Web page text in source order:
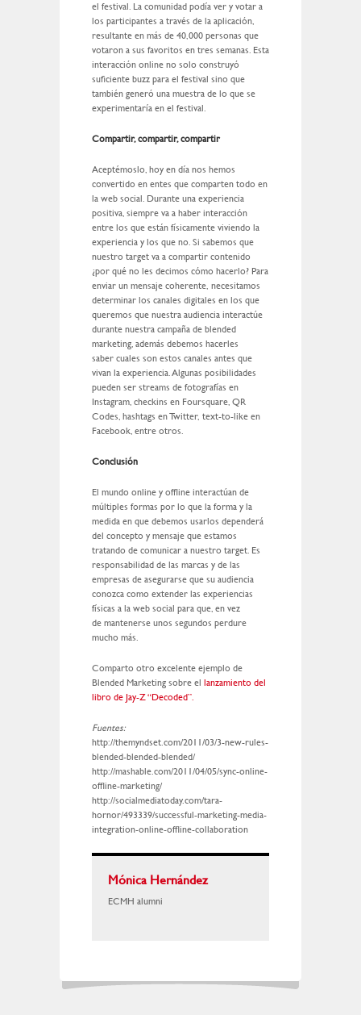
el festival. La comunidad podía ver y votar a
los participantes a través de la aplicación,
resultante en más de 40,000 personas que
votaron a sus favoritos en tres semanas. Esta
interacción online no solo construyó
suficiente buzz para el festival sino que
también generó una muestra de lo que se
experimentaría en el festival.
Compartir, compartir, compartir
Aceptémoslo, hoy en día nos hemos
convertido en entes que comparten todo en
la web social. Durante una experiencia
positiva, siempre va a haber interacción
entre los que están físicamente viviendo la
experiencia y los que no. Si sabemos que
nuestro target va a compartir contenido
¿por qué no les decimos cómo hacerlo? Para
enviar un mensaje coherente, necesitamos
determinar los canales digitales en los que
queremos que nuestra audiencia interactúe
durante nuestra campaña de blended
marketing, además debemos hacerles
saber cuales son estos canales antes que
vivan la experiencia. Algunas posibilidades
pueden ser streams de fotografías en
Instagram, checkins en Foursquare, QR
Codes, hashtags en Twitter, text-to-like en
Facebook, entre otros.
Conclusión
El mundo online y offline interactúan de
múltiples formas por lo que la forma y la
medida en que debemos usarlos dependerá
del concepto y mensaje que estamos
tratando de comunicar a nuestro target. Es
responsabilidad de las marcas y de las
empresas de asegurarse que su audiencia
conozca como extender las experiencias
físicas a la web social para que, en vez
de mantenerse unos segundos perdure
mucho más.
Comparto otro excelente ejemplo de
Blended Marketing sobre el lanzamiento del
libro de Jay-Z “Decoded”.
Fuentes:
http://themyndset.com/2011/03/3-new-rules-
blended-blended-blended/
http://mashable.com/2011/04/05/sync-online-
offline-marketing/
http://socialmediatoday.com/tara-
hornor/493339/successful-marketing-media-
integration-online-offline-collaboration
Mónica Hernández
ECMH alumni